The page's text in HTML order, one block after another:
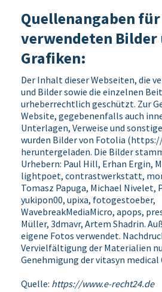
Quellenangaben
verwendeten Bilder
Grafiken:
Der Inhalt dieser Webseiten, die
und Bilder sowie die einzelnen
urheberrechtlich geschützt. Zur
Website, gegebenenfalls auch
Unterlagen, Verweise und
wurden Bilder von Fotolia (
heruntergeladen. Die Bilder
Urhebern: Paul Hill, Erhan Ergin,
lightpoet, contrastwerkstatt,
Tomasz Papuga, Michael Nivelet,
yukipon00, upixa, fotogestoeber,
WavebreakMediaMicro, apops,
Müller, 3dmavr, Artem Shadrin.
eigene Fotos verwendet.
Vervielfältigung der Materialien
Genehmigung der vitasyn medical
Quelle: https://www.e-recht24.de